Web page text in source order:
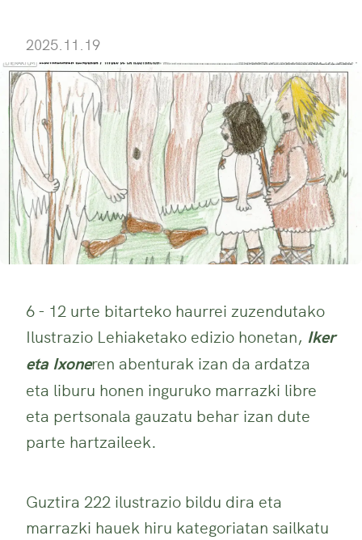
2025.11.19
6 - 12 urte bitarteko haurrei zuzendutako
Ilustrazio Lehiaketako edizio honetan, Iker
eta Ixoneren abenturak izan da ardatza
eta liburu honen inguruko marrazki libre
eta pertsonala gauzatu behar izan dute
parte hartzaileek.
Guztira 222 ilustrazio bildu dira eta
marrazki hauek hiru kategoriatan sailkatu